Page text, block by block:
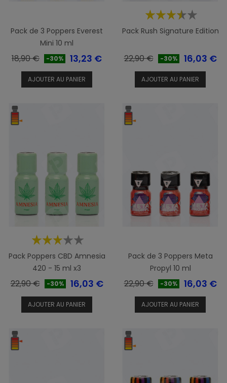
Pack de 3 Poppers Everest
Mini 10 ml
Prix
de
base
18,90 € -30% Prix
13,23 €
AJOUTER AU PANIER
Pack Rush Signature Edition
Prix
base
22,90 € -30% Prix
16,03 €
AJOUTER AU PANIER
Pack Poppers CBD Amnesia
420 - 15 ml x3
Prix
base
22,90 € -30% Prix
16,03 €
AJOUTER AU PANIER
Pack de 3 Poppers Meta
Propyl 10 ml
Prix
base
22,90 € -30% Prix
16,03 €
AJOUTER AU PANIER